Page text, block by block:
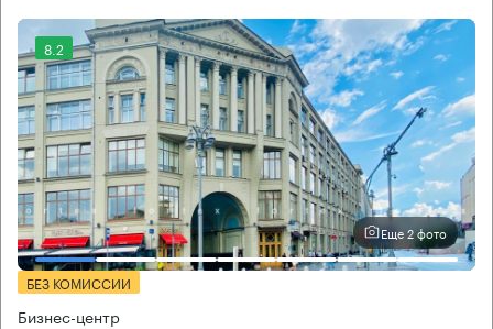
8.2
Еще 2 фото
БЕЗ КОМИССИИ
Бизнес-центр